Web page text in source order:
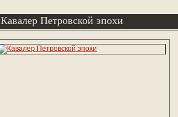
Кавалер Петровской эпохи